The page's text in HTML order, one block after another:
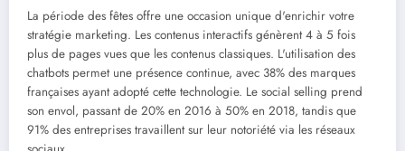
La période des fêtes offre une occasion unique d'enrichir votre
stratégie marketing. Les contenus interactifs génèrent 4 à 5 fois
plus de pages vues que les contenus classiques. L'utilisation des
chatbots permet une présence continue, avec 38% des marques
françaises ayant adopté cette technologie. Le social selling prend
son envol, passant de 20% en 2016 à 50% en 2018, tandis que
91% des entreprises travaillent sur leur notoriété via les réseaux